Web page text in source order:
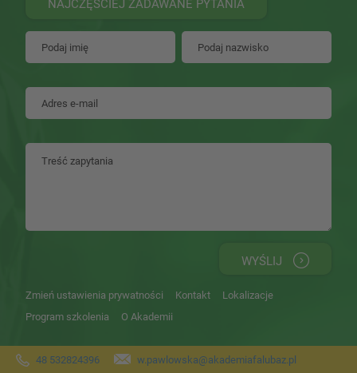
NAJCZĘŚCIEJ ZADAWANE PYTANIA
WYŚLIJ
Zmień ustawienia prywatności Kontakt
Lokalizacje
Program szkolenia
O Akademii
48 532824396 w.pawlowska@akademiafalubaz.pl